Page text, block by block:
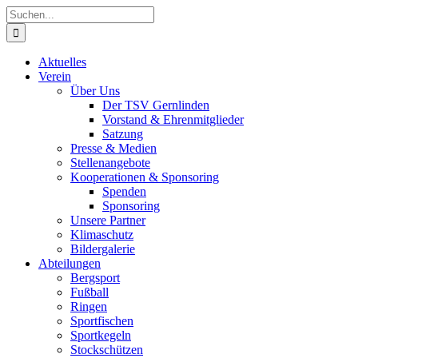
Zum
Inhalt
springen
Suche
nach:
Aktuelles
Verein
Über Uns
Der TSV Gernlinden
Vorstand & Ehrenmitglieder
Satzung
Presse & Medien
Stellenangebote
Kooperationen & Sponsoring
Spenden
Sponsoring
Unsere Partner
Klimaschutz
Bildergalerie
Abteilungen
Bergsport
Fußball
Ringen
Sportfischen
Sportkegeln
Stockschützen